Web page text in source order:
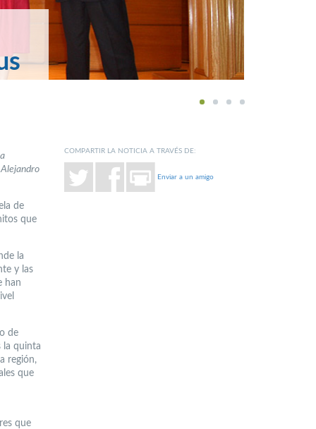
1 2 3 4
de
que
la
y las
han
de
la quinta
región,
que
que
COMPARTIR LA NOTICIA A TRAVÉS DE:
Enviar a un amigo